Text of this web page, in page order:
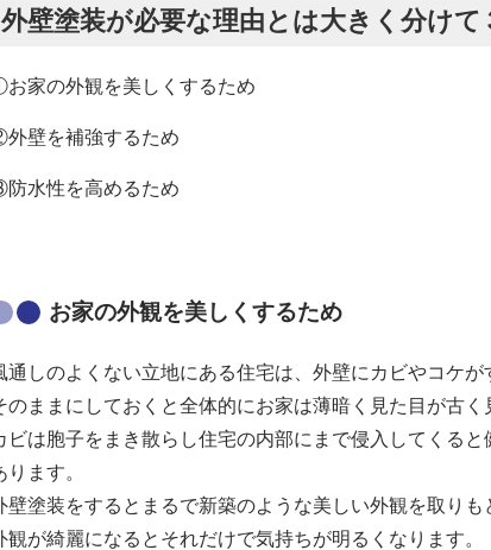
外壁塗装が必要な理由とは大きく分けて
家の外観を美しくするため
壁を補強するため
水性を高めるため
お家の外観を美しくするため
通しのよくない立地にある住宅は、外壁にカビやコケが
のままにしておくと全体的にお家は薄暗く見た目が古く
ビは胞子をまき散らし住宅の内部にまで侵入してくる
ります。
壁塗装をするとまるで新築のような美しい外観を取りも
観が綺麗になるとそれだけで気持ちが明るくなります。